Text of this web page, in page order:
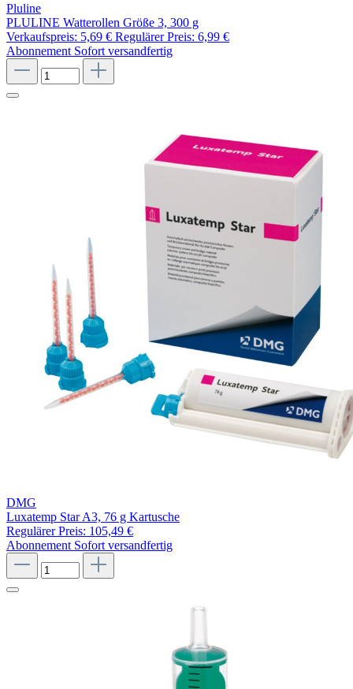
Pluline
PLULINE Watterollen Größe 3, 300 g
Verkaufspreis: 5,69 € Regulärer Preis: 6,99 €
Abonnement Sofort versandfertig
DMG
Luxatemp Star A3, 76 g Kartusche
Regulärer Preis: 105,49 €
Abonnement Sofort versandfertig